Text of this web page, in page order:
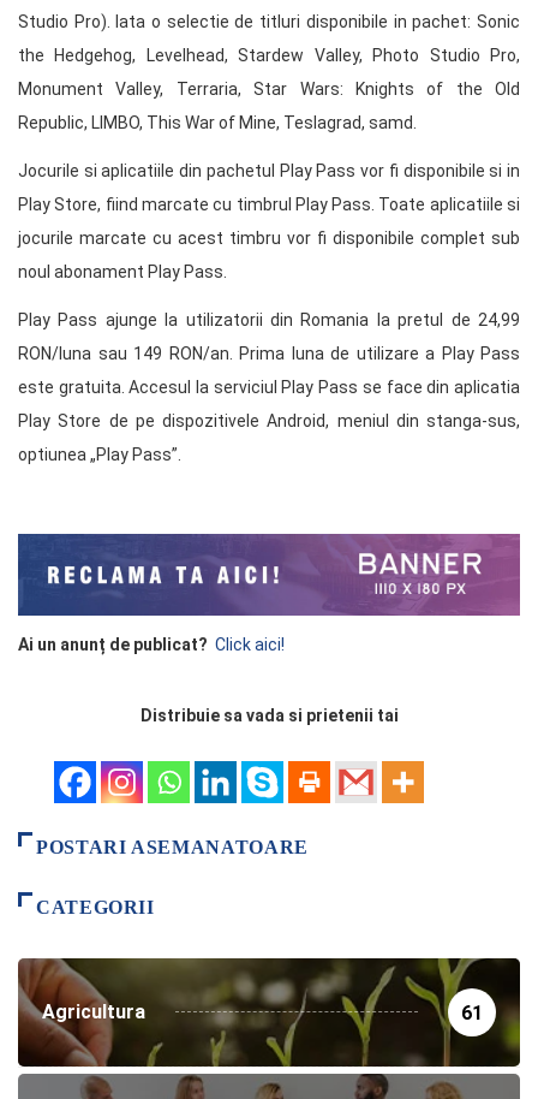
Studio Pro). Iata o selectie de titluri disponibile in pachet: Sonic
the Hedgehog, Levelhead, Stardew Valley, Photo Studio Pro,
Monument Valley, Terraria, Star Wars: Knights of the Old
Republic, LIMBO, This War of Mine, Teslagrad, samd.
Jocurile si aplicatiile din pachetul Play Pass vor fi disponibile si in
Play Store, fiind marcate cu timbrul Play Pass. Toate aplicatiile si
jocurile marcate cu acest timbru vor fi disponibile complet sub
noul abonament Play Pass.
Play Pass ajunge la utilizatorii din Romania la pretul de 24,99
RON/luna sau 149 RON/an. Prima luna de utilizare a Play Pass
este gratuita. Accesul la serviciul Play Pass se face din aplicatia
Play Store de pe dispozitivele Android, meniul din stanga-sus,
optiunea „Play Pass”.
Ai un anunț de publicat? Click aici!
Distribuie sa vada si prietenii tai
POSTARI ASEMANATOARE
CATEGORII
Agricultura 61